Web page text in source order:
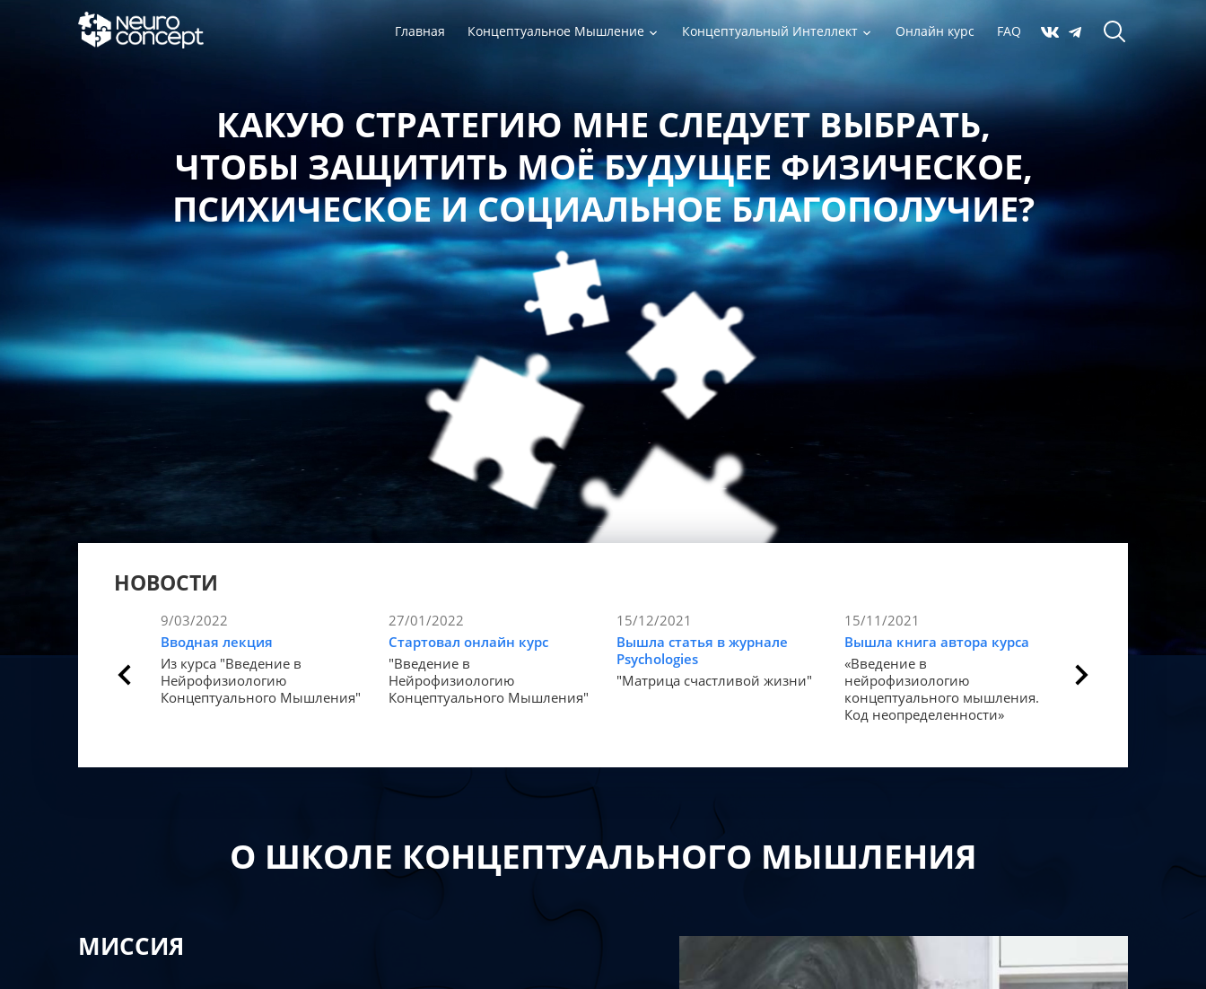
Главная Концептуальное Мышление Концептуальный Интеллект Онлайн курс FAQ
КАКУЮ СТРАТЕГИЮ МНЕ СЛЕДУЕТ ВЫБРАТЬ,
ЧТОБЫ ЗАЩИТИТЬ МОЁ БУДУЩЕЕ ФИЗИЧЕСКОЕ,
ПСИХИЧЕСКОЕ И СОЦИАЛЬНОЕ БЛАГОПОЛУЧИЕ?
НОВОСТИ
9/03/2022
Вводная лекция
Из курса "Введение в
Нейрофизиологию
Концептуального Мышления"
27/01/2022
Стартовал онлайн курс
"Введение в
Нейрофизиологию
Концептуального Мышления"
15/12/2021
Вышла статья в журнале
Psychologies
"Матрица счастливой жизни"
15/11/2021
Вышла книга автора курса
«Введение в
нейрофизиологию
концептуального мышления.
Код неопределенности»
Статья в Forbes
Как мозг
«счастье».
О ШКОЛЕ КОНЦЕПТУАЛЬНОГО МЫШЛЕНИЯ
МИССИЯ